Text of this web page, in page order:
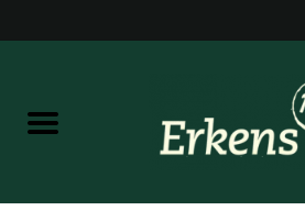
Home